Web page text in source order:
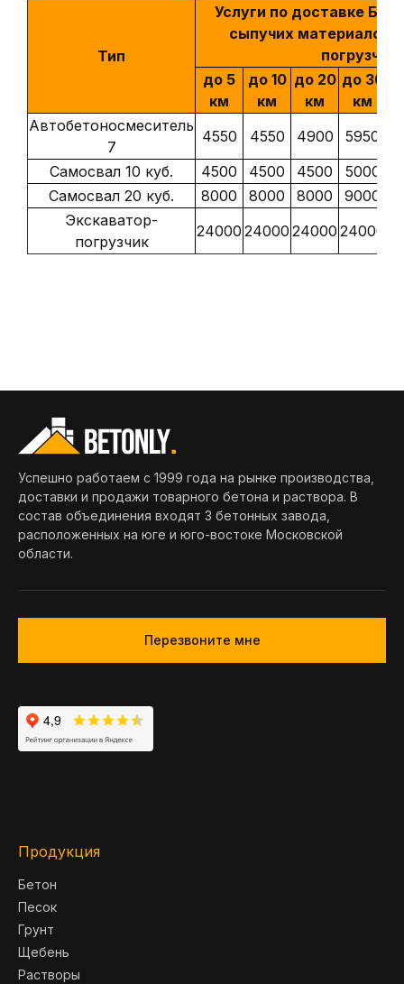
Тип
Услуги по доставке
сыпучих материалов.
погрузчик.
до 5
км
до 10
км
до 20
км
до 30
км
Автобетоносмеситель
7
4550 4550 4900 5950
Самосвал 10 куб.
4500 4500 4500 5000
Самосвал 20 куб.
8000 8000 8000 9000
Экскаватор-
погрузчик
24000 24000 24000 24000
Успешно работаем с 1999 года на рынке производства,
доставки и продажи товарного бетона и раствора. В
состав объединения входят 3 бетонных завода,
расположенных на юге и юго-востоке Московской
области.
Перезвоните мне
Продукция
Бетон
Песок
Грунт
Щебень
Растворы